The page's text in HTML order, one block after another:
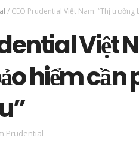
/ CEO Prudential Việt Nam: “Thị
Việt
hiểm cần
Prudential